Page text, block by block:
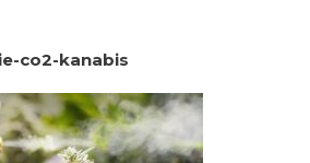
co2-kanabis